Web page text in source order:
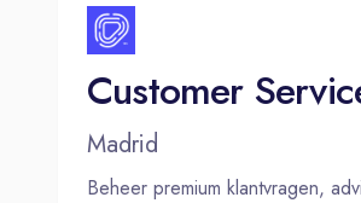
Madrid
Beheer premium klantvragen,